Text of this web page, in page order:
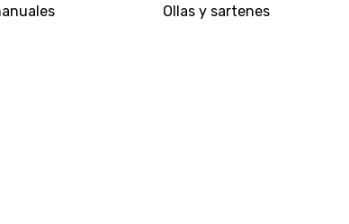
Ollas y sartenes